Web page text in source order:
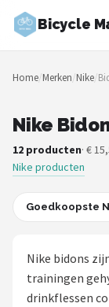
Bicycle
Zoeken
NAVIGATIE
Merken
Blog
Home/Merken/Nike/
Nike
12 producten· €
Nike producten
Goedkoopste
Nike bidons
trainingen
drinkflessen